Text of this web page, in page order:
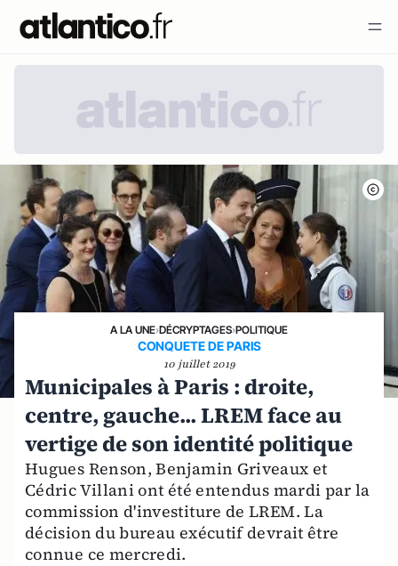
A LA UNE›DÉCRYPTAGES›POLITIQUE
CONQUETE DE PARIS
10 juillet 2019
Municipales à Paris : droite,
centre, gauche... LREM face au
vertige de son identité politique
Hugues Renson, Benjamin Griveaux et
Cédric Villani ont été entendus mardi par la
commission d'investiture de LREM. La
décision du bureau exécutif devrait être
connue ce mercredi.